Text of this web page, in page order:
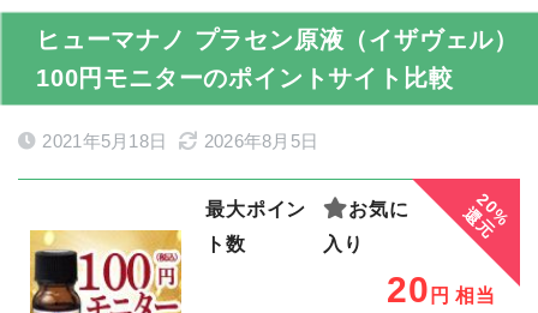
ヒューマナノ プラセン原液（イザヴェル）
100円モニターのポイントサイト比較
2021年5月18日 2026年8月5日
20%
還元
最大ポイン
ト数
お気に
入り
20 円 相当